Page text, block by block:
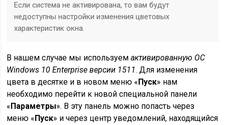
Если система не активирована, то вам будут
недоступны настройки изменения цветовых
характеристик окна.
В нашем случае мы используемактивированную ОС
Windows 10 Enterprise версии 1511. Для изменения
цвета в десятке и в новом меню «Пуск» нам
необходимо перейти к новой специальной панели
«Параметры». В эту панель можно попасть через
меню «Пуск» и через центр уведомлений, находящийся